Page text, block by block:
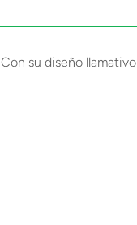
su diseño